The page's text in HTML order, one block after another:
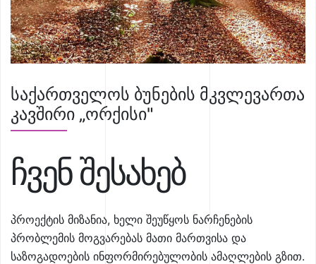
საქართველოს ბუნების მკვლევართა
კავშირი „ორქისი"
ჩვენ შესახებ
პროექტის მიზანია, ხელი შეუწყოს ნარჩენების
პრობლემის მოგვარებას მათი მართვისა და
საზოგადოების ინფორმირებულობის ამაღლების გზით.